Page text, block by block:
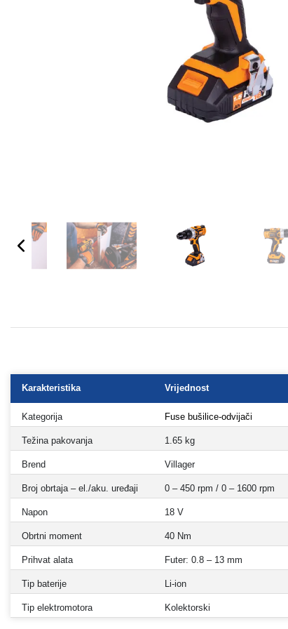
Karakteristika Vrijednost
Kategorija Fuse bušilice-odvijači
Težina pakovanja 1.65 kg
Brend Villager
Broj obrtaja – el./aku. uređaji 0 – 450 rpm / 0 – 1600 rpm
Napon 18 V
Obrtni moment 40 Nm
Prihvat alata Futer: 0.8 – 13 mm
Tip baterije Li-ion
Tip elektromotora Kolektorski